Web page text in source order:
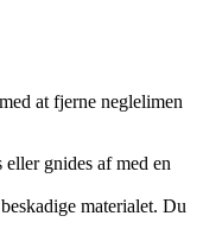
at fjerne neglelimen
gnides af med en
materialet. Du